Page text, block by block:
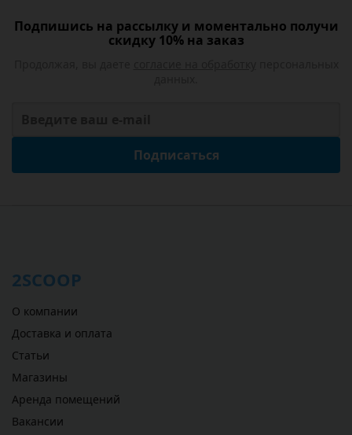
Подпишись на рассылку и моментально получи
скидку 10% на заказ
Подписаться
2SCOOP
О компании
Доставка и оплата
Статьи
Магазины
Аренда помещений
Вакансии